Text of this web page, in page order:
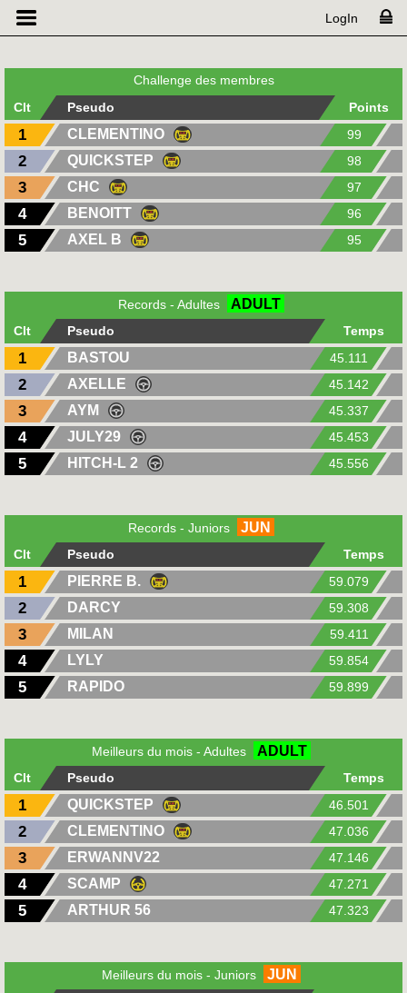
LogIn
Challenge des membres
Clt
Pseudo Points
1 CLEMENTINO 99
2 QUICKSTEP 98
3 CHC 97
4 BENOITT 96
5 AXEL B 95
Records - Adultes ADULT
Clt Pseudo Temps
1 BASTOU 45.111
2 AXELLE 45.142
3 AYM 45.337
4 JULY29 45.453
5 HITCH-L 2 45.556
Records - Juniors JUN
Clt Pseudo Temps
1 PIERRE B. 59.079
2 DARCY 59.308
3 MILAN 59.411
4 LYLY 59.854
5 RAPIDO 59.899
Meilleurs du mois - Adultes ADULT
Clt Pseudo Temps
1 QUICKSTEP 46.501
2 CLEMENTINO 47.036
3 ERWANNV22 47.146
4 SCAMP 47.271
5 ARTHUR 56 47.323
Meilleurs du mois - Juniors JUN